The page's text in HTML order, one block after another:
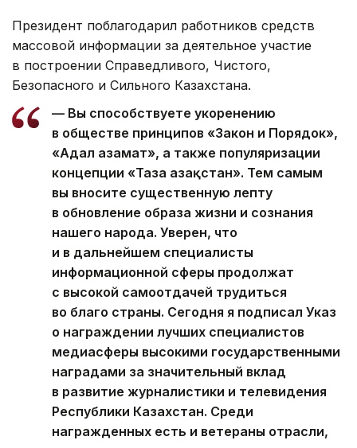
Президент поблагодарил работников средств
массовой информации за деятельное участие
в построении Справедливого, Чистого,
Безопасного и Сильного Казахстана.
— Вы способствуете укоренению
в обществе принципов «Закон и Порядок»,
«Адал азамат», а также популяризации
концепции «Таза Қазақстан». Тем самым
вы вносите существенную лепту
в обновление образа жизни и сознания
нашего народа. Уверен, что
и в дальнейшем специалисты
информационной сферы продолжат
с высокой самоотдачей трудиться
во благо страны. Сегодня я подписал Указ
о награждении лучших специалистов
медиасферы высокими государственными
наградами за значительный вклад
в развитие журналистики и телевидения
Республики Казахстан. Среди
награжденных есть и ветераны отрасли,